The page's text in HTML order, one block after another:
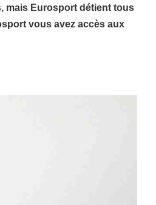
mais Eurosport détient tous
vous avez accès aux